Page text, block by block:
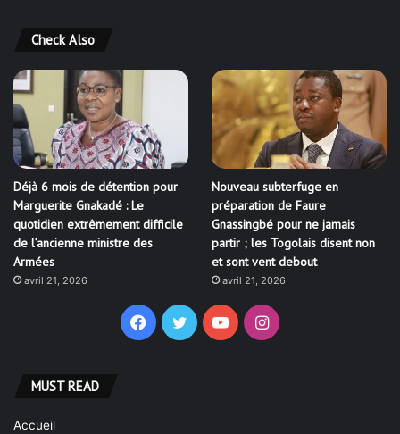
Check Also
Déjà 6 mois de détention pour
Marguerite Gnakadé : Le
quotidien extrêmement difficile
de l’ancienne ministre des
Armées
avril 21, 2026
Nouveau subterfuge en
préparation de Faure
Gnassingbé pour ne jamais
partir ; les Togolais disent non
et sont vent debout
avril 21, 2026
Facebook
TwitterYouTubeInstagram
MUST READ
Accueil